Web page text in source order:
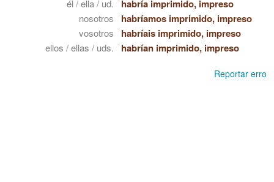
él / ella / ud. habría imprimido, impreso
nosotros habríamos imprimido, impreso
vosotros habríais imprimido, impreso
ellos / ellas / uds. habrían imprimido, impreso
Reportar erro